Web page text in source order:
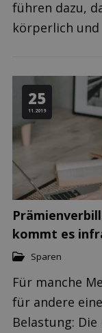
führen dazu,
körperlich und
25
11.2019
kommt es
Sparen
Für manche
für andere
Belastung: